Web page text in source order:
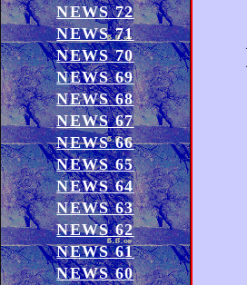
NEWS 72
NEWS 71
NEWS 70
NEWS 69
NEWS 68
NEWS 67
NEWS 66
NEWS 65
NEWS 64
NEWS 63
NEWS 62
NEWS 61
NEWS 60